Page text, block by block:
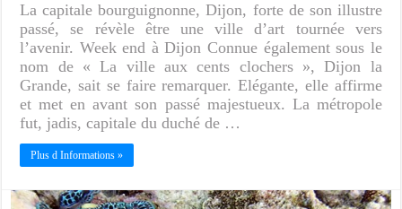
La capitale bourguignonne, Dijon, forte de son illustre
passé, se révèle être une ville d’art tournée vers
l’avenir. Week end à Dijon Connue également sous le
nom de « La ville aux cents clochers », Dijon la
Grande, sait se faire remarquer. Elégante, elle affirme
et met en avant son passé majestueux. La métropole
fut, jadis, capitale du duché de …
Plus d Informations »